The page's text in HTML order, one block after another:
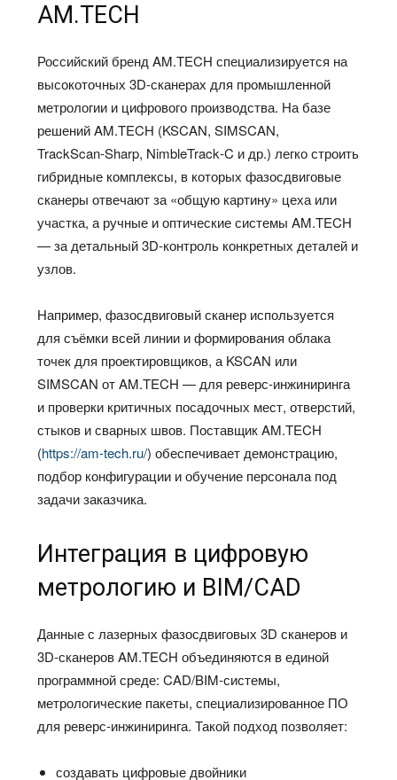
AM.TECH
Российский бренд AM.TECH специализируется на
высокоточных 3D‑сканерах для промышленной
метрологии и цифрового производства. На базе
решений AM.TECH (KSCAN, SIMSCAN,
TrackScan‑Sharp, NimbleTrack‑C и др.) легко строить
гибридные комплексы, в которых фазосдвиговые
сканеры отвечают за «общую картину» цеха или
участка, а ручные и оптические системы AM.TECH
— за детальный 3D‑контроль конкретных деталей и
узлов.
Например, фазосдвиговый сканер используется
для съёмки всей линии и формирования облака
точек для проектировщиков, а KSCAN или
SIMSCAN от AM.TECH — для реверс‑инжиниринга
и проверки критичных посадочных мест, отверстий,
стыков и сварных швов. Поставщик AM.TECH
(https://am-tech.ru/) обеспечивает демонстрацию,
подбор конфигурации и обучение персонала под
задачи заказчика.
Интеграция в цифровую
метрологию и BIM/CAD
Данные с лазерных фазосдвиговых 3D сканеров и
3D‑сканеров AM.TECH объединяются в единой
программной среде: CAD/BIM‑системы,
метрологические пакеты, специализированное ПО
для реверс‑инжиниринга. Такой подход позволяет:
создавать цифровые двойники